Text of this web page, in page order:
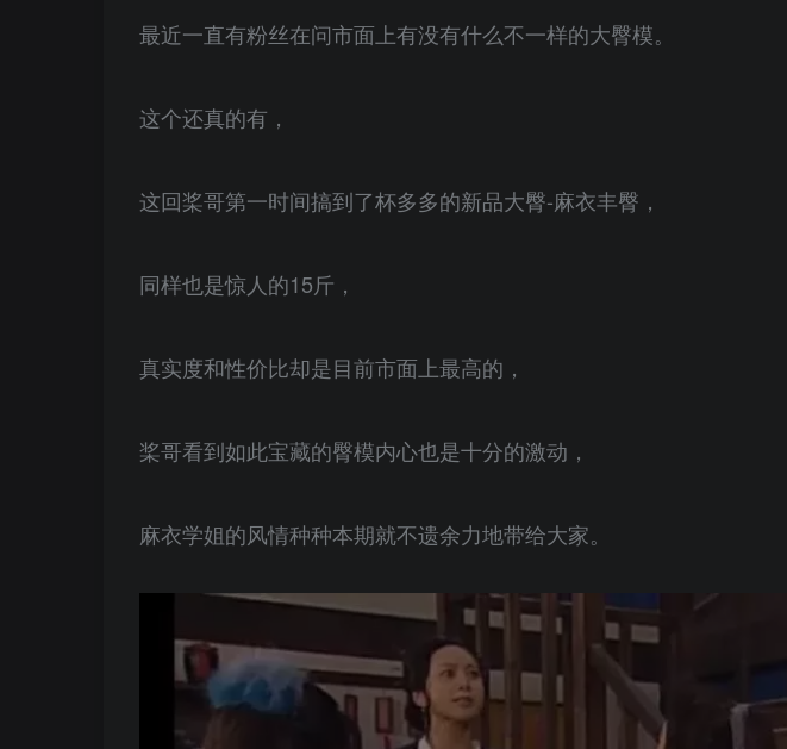
最近一直有粉丝在问市面上有没有什么不一样的大臀模。
这个还真的有，
这回桨哥第一时间搞到了杯多多的新品大臀-麻衣丰臀，
同样也是惊人的15斤，
真实度和性价比却是目前市面上最高的，
桨哥看到如此宝藏的臀模内心也是十分的激动，
麻衣学姐的风情种种本期就不遗余力地带给大家。